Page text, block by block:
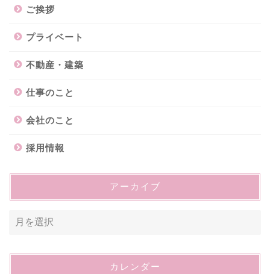
ご挨拶
プライベート
不動産・建築
仕事のこと
会社のこと
採用情報
アーカイブ
カレンダー